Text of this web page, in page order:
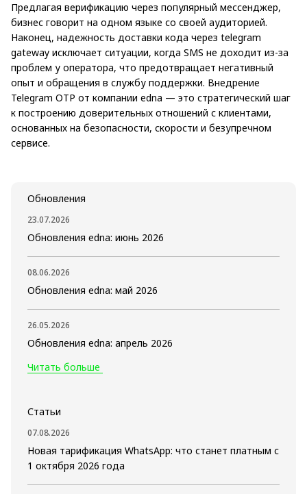
Предлагая верификацию через популярный мессенджер,
бизнес говорит на одном языке со своей аудиторией.
Наконец, надежность доставки кода через telegram
gateway исключает ситуации, когда SMS не доходит из-за
проблем у оператора, что предотвращает негативный
опыт и обращения в службу поддержки. Внедрение
Telegram OTP от компании edna — это стратегический шаг
к построению доверительных отношений с клиентами,
основанных на безопасности, скорости и безупречном
сервисе.
Обновления
23.07.2026
Обновления edna: июнь 2026
08.06.2026
Обновления edna: май 2026
26.05.2026
Обновления edna: апрель 2026
Читать больше
Статьи
07.08.2026
Новая тарификация WhatsApp: что станет платным с
1 октября 2026 года